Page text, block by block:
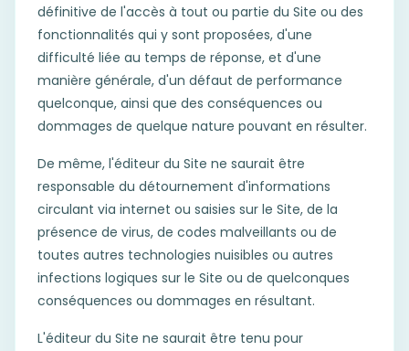
définitive de l'accès à tout ou partie du Site ou des
fonctionnalités qui y sont proposées, d'une
difficulté liée au temps de réponse, et d'une
manière générale, d'un défaut de performance
quelconque, ainsi que des conséquences ou
dommages de quelque nature pouvant en résulter.
De même, l'éditeur du Site ne saurait être
responsable du détournement d'informations
circulant via internet ou saisies sur le Site, de la
présence de virus, de codes malveillants ou de
toutes autres technologies nuisibles ou autres
infections logiques sur le Site ou de quelconques
conséquences ou dommages en résultant.
L'éditeur du Site ne saurait être tenu pour